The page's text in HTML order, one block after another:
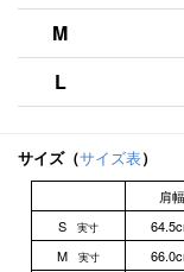
M
L
サイズ（サイズ表）
肩幅
S実寸
M実寸